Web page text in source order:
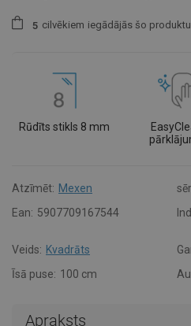
5 cilvēkiem iegādājās šo
Rūdīts stikls 8 mm
Atzīmēt: Mexen
Ean: 5907709167544
Veids: Kvadrāts
Īsā puse: 100 cm
Apraksts